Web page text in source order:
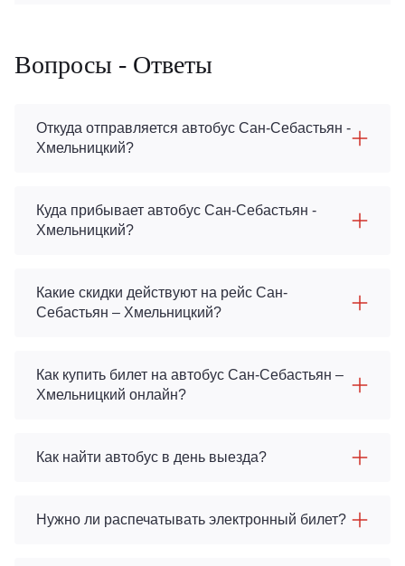
Вопросы - Ответы
Откуда отправляется автобус Сан-Себастьян -
Хмельницкий?
Куда прибывает автобус Сан-Себастьян -
Хмельницкий?
Какие скидки действуют на рейс Сан-
Себастьян – Хмельницкий?
Как купить билет на автобус Сан-Себастьян –
Хмельницкий онлайн?
Как найти автобус в день выезда?
Нужно ли распечатывать электронный билет?